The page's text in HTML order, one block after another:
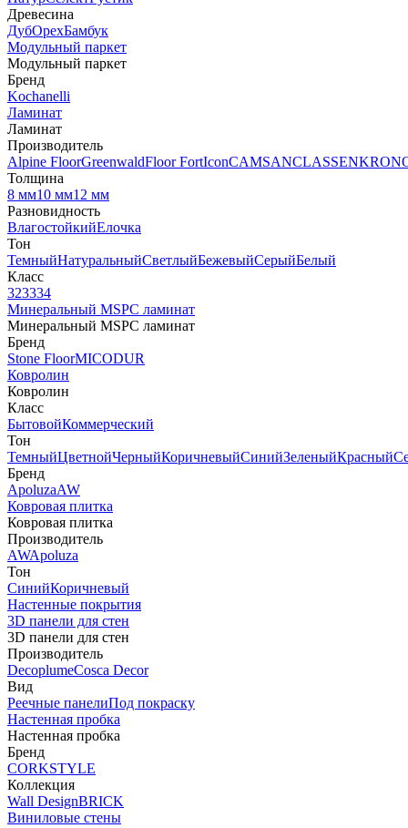
Древесина
ДубОрехБамбук
Модульный паркет
Модульный паркет
Бренд
Kochanelli
Ламинат
Ламинат
Производитель
Alpine FloorGreenwaldFloor FortIconCAMSANCLASSEN
Толщина
8 мм10 мм12 мм
Разновидность
ВлагостойкийЕлочка
Тон
ТемныйНатуральныйСветлыйБежевыйСерыйБелый
Класс
323334
Минеральный MSPC ламинат
Минеральный MSPC ламинат
Бренд
Stone FloorMICODUR
Ковролин
Ковролин
Класс
БытовойКоммерческий
Тон
ТемныйЦветнойЧерныйКоричневыйСинийЗеленыйКрасный
Бренд
ApoluzaAW
Ковровая плитка
Ковровая плитка
Производитель
AWApoluza
Тон
СинийКоричневый
Настенные покрытия
3D панели для стен
3D панели для стен
Производитель
DecoplumeCosca Decor
Вид
Реечные панелиПод покраску
Настенная пробка
Настенная пробка
Бренд
CORKSTYLE
Коллекция
Wall DesignBRICK
Виниловые стены